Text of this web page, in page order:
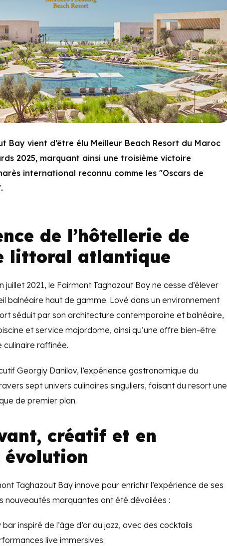
Bay vient d’être élu Meilleur Beach Resort du Maroc
2025, marquant ainsi une troisième victoire
international reconnu comme les "Oscars de
de l’hôtellerie de
littoral atlantique
juillet 2021, le Fairmont Taghazout Bay ne cesse d’élever
balnéaire haut de gamme. Lové dans un environnement
séduit par son architecture contemporaine et balnéaire,
et service majordome, ainsi qu’une offre bien-être
culinaire raffinée.
Georgiy Danilov, l’expérience gastronomique du
sept univers culinaires singuliers, faisant du resort une
de premier plan.
créatif et en
évolution
Taghazout Bay innove pour enrichir l’expérience de ses
nouveautés marquantes ont été dévoilées :
inspiré de l’âge d’or du jazz, avec des cocktails
live immersives.